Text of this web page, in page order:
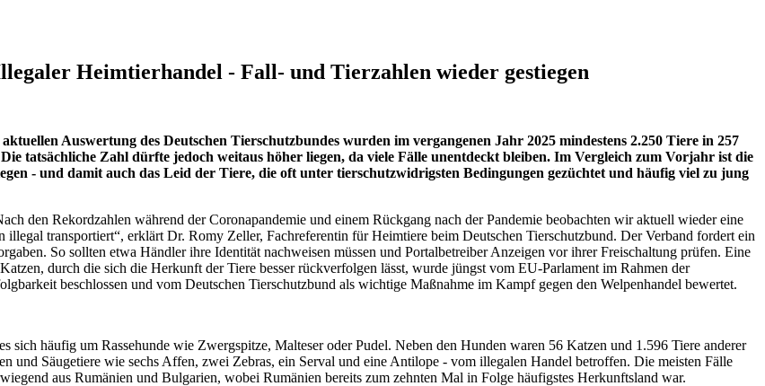
Heimtierhandel - Fall- und Tierzahlen wieder gestiegen
Auswertung des Deutschen Tierschutzbundes wurden im vergangenen Jahr 2025 mindestens 2.250 Tiere in 257
tatsächliche Zahl dürfte jedoch weitaus höher liegen, da viele Fälle unentdeckt bleiben. Im Vergleich zum Vorjahr ist die
- und damit auch das Leid der Tiere, die oft unter tierschutzwidrigsten Bedingungen gezüchtet und häufig viel zu jung
den Rekordzahlen während der Coronapandemie und einem Rückgang nach der Pandemie beobachten wir aktuell wieder eine
transportiert“, erklärt Dr. Romy Zeller, Fachreferentin für Heimtiere beim Deutschen Tierschutzbund. Der Verband fordert ein
So sollten etwa Händler ihre Identität nachweisen müssen und Portalbetreiber Anzeigen vor ihrer Freischaltung prüfen. Eine
durch die sich die Herkunft der Tiere besser rückverfolgen lässt, wurde jüngst vom EU-Parlament im Rahmen der
beschlossen und vom Deutschen Tierschutzbund als wichtige Maßnahme im Kampf gegen den Welpenhandel bewertet.
häufig um Rassehunde wie Zwergspitze, Malteser oder Pudel. Neben den Hunden waren 56 Katzen und 1.596 Tiere anderer
und Säugetiere wie sechs Affen, zwei Zebras, ein Serval und eine Antilope - vom illegalen Handel betroffen. Die meisten Fälle
aus Rumänien und Bulgarien, wobei Rumänien bereits zum zehnten Mal in Folge häufigstes Herkunftsland war.